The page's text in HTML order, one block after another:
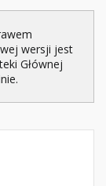
wersji jest
Głównej